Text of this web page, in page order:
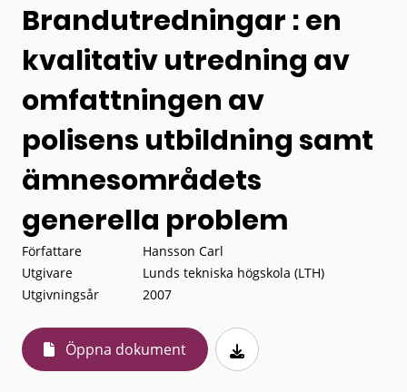
Brandutredningar : en
kvalitativ utredning av
omfattningen av
polisens utbildning samt
ämnesområdets
generella problem
Författare
Hansson Carl
Utgivare
Lunds tekniska högskola (LTH)
Utgivningsår
2007
Öppna dokument